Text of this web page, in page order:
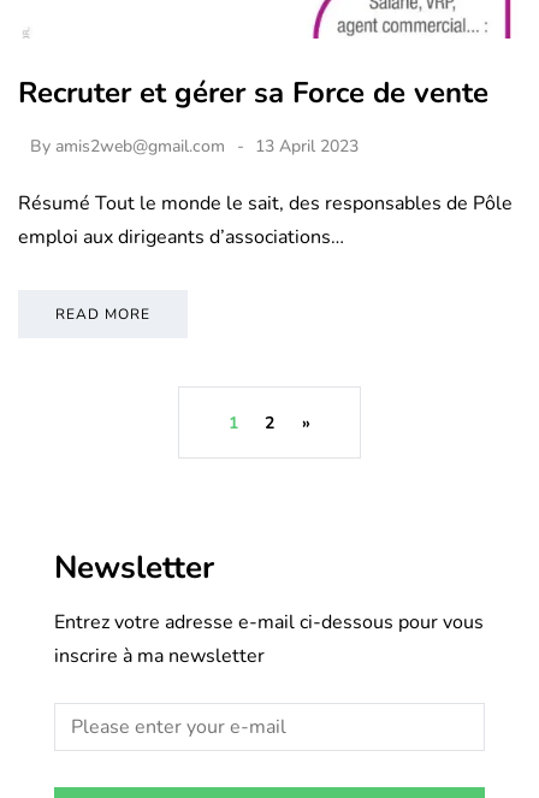
Recruter et gérer sa Force de vente
By amis2web@gmail.com 13 April 2023
Résumé Tout le monde le sait, des responsables de Pôle
emploi aux dirigeants d’associations…
READ MORE
1 2 »
Newsletter
Entrez votre adresse e-mail ci-dessous pour vous
inscrire à ma newsletter